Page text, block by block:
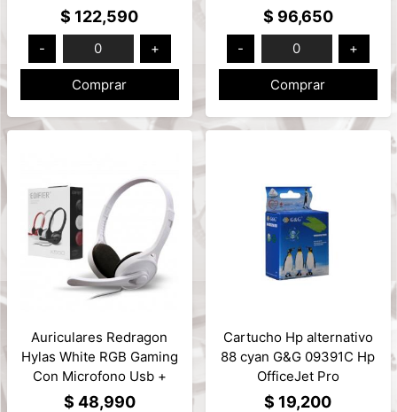
esports
$ 122,590
- 0 +
Comprar
$ 96,650
- 0 +
Comprar
Auriculares Redragon
Hylas White RGB Gaming
Con Microfono Usb +
3.5mm x2 Mod: H260W-
$ 48,990
Cartucho Hp alternativo
88 cyan G&G 09391C Hp
OfficeJet Pro
K550/K550dtn
$ 19,200